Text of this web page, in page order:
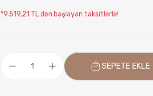
*9.519,21 TL den başlayan taksitlerle!
SEPETE EKLE